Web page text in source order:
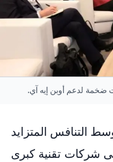
ضخمة لدعم أوبن إيه آي.
التنافس المتزايد
شركات تقنية كبرى